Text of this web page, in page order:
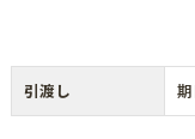
引渡し